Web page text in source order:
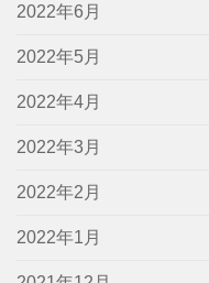
2022年6月
2022年5月
2022年4月
2022年3月
2022年2月
2022年1月